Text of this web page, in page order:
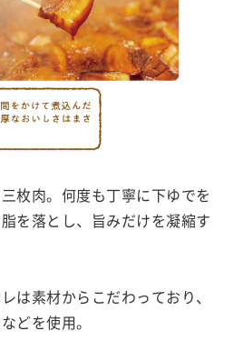
枚肉。何度も丁寧に下ゆでを
を落とし、旨みだけを凝縮す
は素材からこだわっており、
どを使用。